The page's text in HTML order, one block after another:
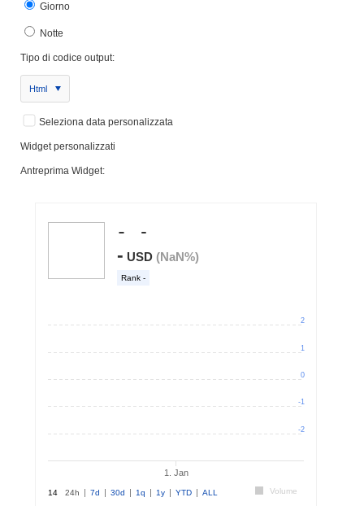
Giorno
Notte
Tipo di codice output:
Html
Seleziona data personalizzata
Widget personalizzati
Antreprima Widget: